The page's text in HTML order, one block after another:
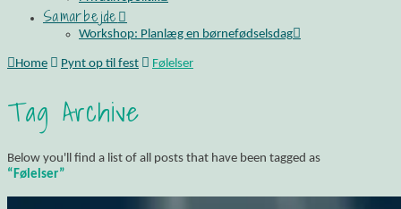
Samarbejde
Workshop: Planlæg en børnefødselsdag
Home Pynt op til fest Følelser
Tag Archive
Below you'll find a list of all posts that have been tagged as
“Følelser”